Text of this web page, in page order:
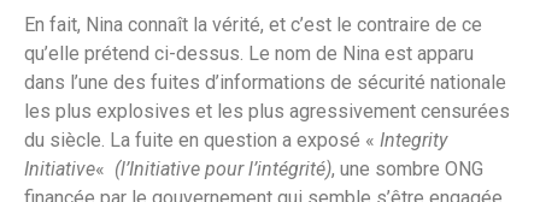
En fait, Nina connaît la vérité, et c’est le contraire de ce
qu’elle prétend ci-dessus. Le nom de Nina est apparu
dans l’une des fuites d’informations de sécurité nationale
les plus explosives et les plus agressivement censurées
du siècle. La fuite en question a exposé « Integrity
Initiative« (l’Initiative pour l’intégrité), une sombre ONG